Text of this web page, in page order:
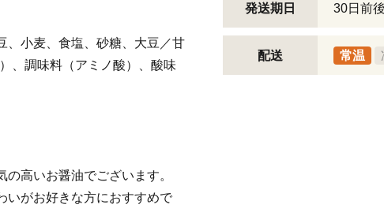
、小麦、食塩、砂糖、大豆／甘
、調味料（アミノ酸）、酸味
高いお醤油でございます。
いがお好きな方におすすめで
発送期日 30日前後
配送 常温